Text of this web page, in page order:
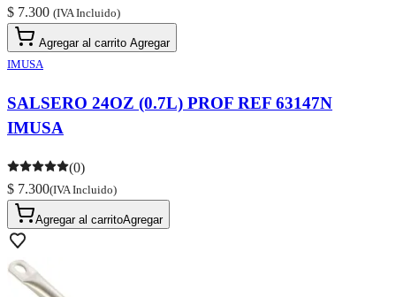
$ 7.300 (IVA Incluido)
Agregar al carrito Agregar
IMUSA
SALSERO 24OZ (0.7L) PROF REF 63147N
IMUSA
(0)
$ 7.300(IVA Incluido)
Agregar al carritoAgregar